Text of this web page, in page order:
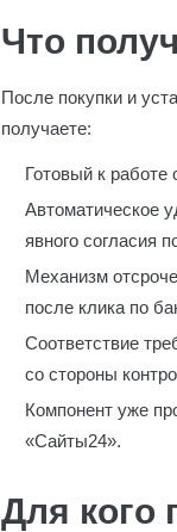
Что
После покупки и
получаете:
Готовый к работе
Автоматическое
явного согласия
Механизм
после клика по
Соответствие
со стороны
Компонент уже
«Сайты24».
Для кого